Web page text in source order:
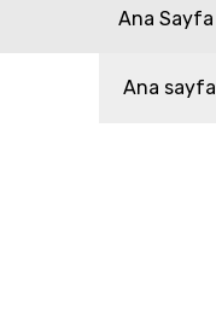
Ana Sayfa
Ana sayfa